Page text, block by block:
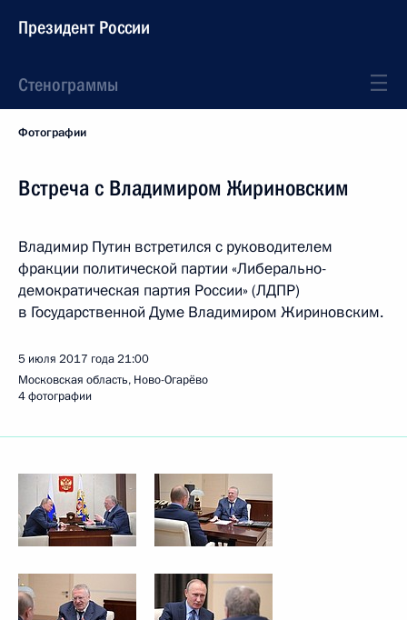
Президент России
Стенограммы
Фотографии
Встреча с Владимиром Жириновским
Владимир Путин встретился с руководителем
фракции политической партии «Либерально-
демократическая партия России» (ЛДПР)
в Государственной Думе Владимиром Жириновским.
5 июля 2017 года21:00
Московская область, Ново-Огарёво
4 фотографии